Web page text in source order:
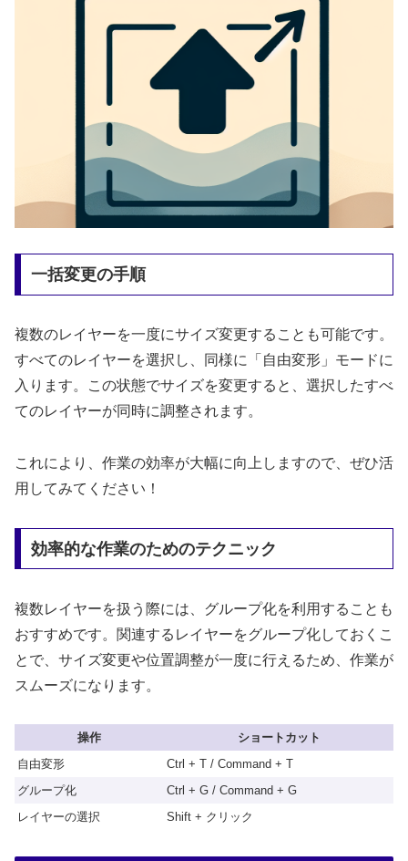
一括変更の手順
複数のレイヤーを一度にサイズ変更することも可能です。
すべてのレイヤーを選択し、同様に「自由変形」モードに
入ります。この状態でサイズを変更すると、選択したすべ
てのレイヤーが同時に調整されます。
これにより、作業の効率が大幅に向上しますので、ぜひ活
用してみてください！
効率的な作業のためのテクニック
複数レイヤーを扱う際には、グループ化を利用することも
おすすめです。関連するレイヤーをグループ化しておくこ
とで、サイズ変更や位置調整が一度に行えるため、作業が
スムーズになります。
操作
ショートカット
自由変形
Ctrl + T / Command + T
グループ化
Ctrl + G / Command + G
レイヤーの選択
Shift + クリック